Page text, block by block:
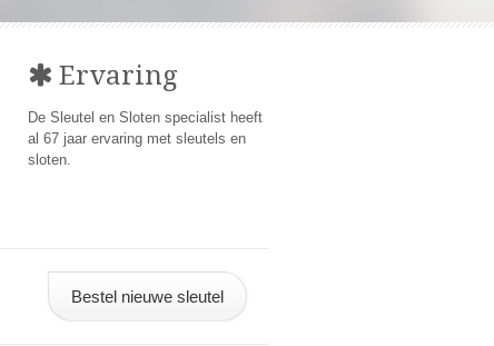
Ervaring
De Sleutel en Sloten specialist heeft
al 67 jaar ervaring met sleutels en
sloten.
Bestel nieuwe sleutel